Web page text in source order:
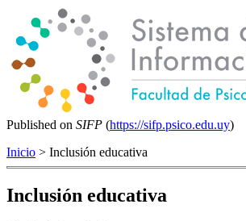
Published on SIFP (https://sifp.psico.edu.uy)
Inicio > Inclusión educativa
Inclusión educativa